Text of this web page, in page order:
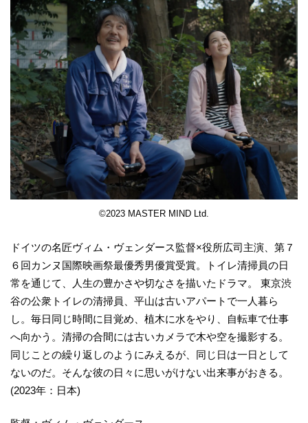
©2023 MASTER MIND Ltd.
ドイツの名匠ヴィム・ヴェンダース監督×役所広司主演、第７
６回カンヌ国際映画祭最優秀男優賞受賞。トイレ清掃員の日
常を通じて、人生の豊かさや切なさを描いたドラマ。 東京渋
谷の公衆トイレの清掃員、平山は古いアパートで一人暮ら
し。毎日同じ時間に目覚め、植木に水をやり、自転車で仕事
へ向かう。清掃の合間には古いカメラで木や空を撮影する。
同じことの繰り返しのようにみえるが、同じ日は一日として
ないのだ。そんな彼の日々に思いがけない出来事がおきる。
(2023年：日本)